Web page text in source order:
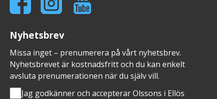
Nyhetsbrev
Missa inget – prenumerera på vårt nyhetsbrev.
Nyhetsbrevet är kostnadsfritt och du kan enkelt
avsluta prenumerationen när du själv vill.
Jag godkänner och accepterar Olssons i Ellös